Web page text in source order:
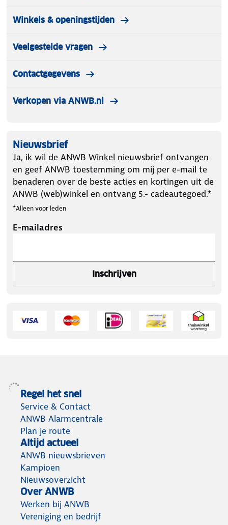
Winkels & openingstijden
Veelgestelde vragen
Contactgegevens
Verkopen via ANWB.nl
Nieuwsbrief
Ja, ik wil de ANWB Winkel nieuwsbrief ontvangen
en geef ANWB toestemming om mij per e-mail te
benaderen over de beste acties en kortingen uit de
ANWB (web)winkel en ontvang 5.- cadeautegoed.*
*Alleen voor leden
E-mailadres
Inschrijven
Regel het snel
Service & Contact
ANWB Alarmcentrale
Plan je route
Altijd actueel
ANWB nieuwsbrieven
Kampioen
Nieuwsoverzicht
Over ANWB
Werken bij ANWB
Vereniging en bedrijf